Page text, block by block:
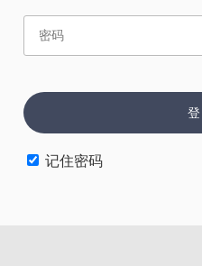
赏 催
记住密码